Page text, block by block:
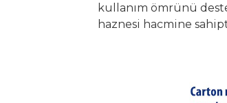
kullanım ömrünü
haznesi hacmine